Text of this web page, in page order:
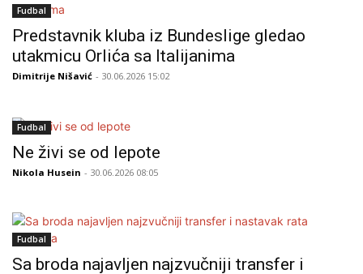
Fudbal
Predstavnik kluba iz Bundeslige gledao
utakmicu Orlića sa Italijanima
Dimitrije Nišavić - 30.06.2026 15:02
Fudbal
Ne živi se od lepote
Nikola Husein - 30.06.2026 08:05
Fudbal
Sa broda najavljen najzvučniji transfer i